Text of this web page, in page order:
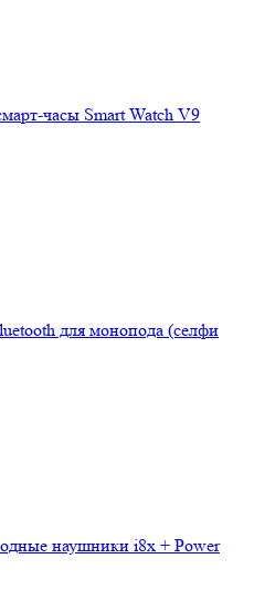
часы Smart Watch V9
для монопода (селфи
наушники i8x + Power